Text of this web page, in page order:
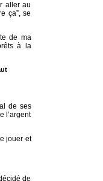
aller au
ça”, se
de ma
à la
de ses
l’argent
jouer et
de